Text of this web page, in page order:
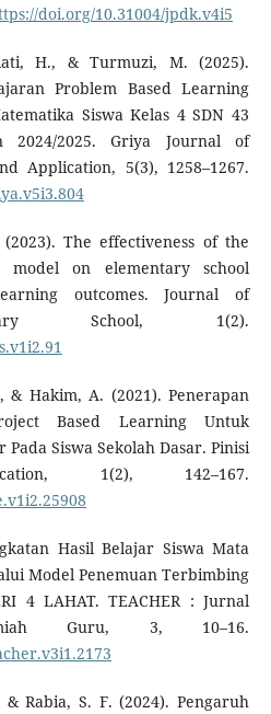
doi.org/10.31004/jpdk.v4i5
H., & Turmuzi, M. (2025).
Problem Based Learning
Siswa Kelas 4 SDN 43
2024/2025. Griya Journal of
Application, 5(3), 1258–1267.
The effectiveness of the
model on elementary school
outcomes. Journal of
School, 1(2).
Hakim, A. (2021). Penerapan
Based Learning Untuk
Siswa Sekolah Dasar. Pinisi
1(2), 142–167.
Hasil Belajar Siswa Mata
Model Penemuan Terbimbing
4 LAHAT. TEACHER : Jurnal
Guru, 3, 10–16.
Rabia, S. F. (2024). Pengaruh